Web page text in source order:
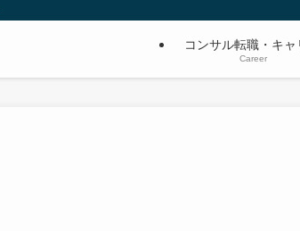
コンサル転職・キャ
Career